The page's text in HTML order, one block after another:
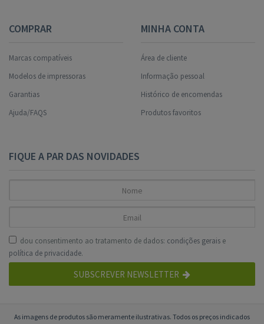
COMPRAR
Marcas compatíveis
Modelos de impressoras
Garantias
Ajuda/FAQS
MINHA CONTA
Área de cliente
Informação pessoal
Histórico de encomendas
Produtos favoritos
FIQUE A PAR DAS NOVIDADES
dou consentimento ao tratamento de dados: condições gerais e
política de privacidade.
SUBSCREVER NEWSLETTER
As imagens de produtos são meramente ilustrativas. Todos os preços indicados